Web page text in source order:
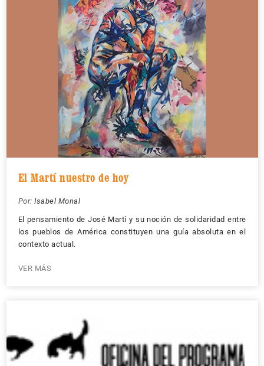
El Martí nuestro de hoy
Por: Isabel Monal
El pensamiento de José Martí y su noción de solidaridad entre
los pueblos de América constituyen una guía absoluta en el
contexto actual.
VER MÁS